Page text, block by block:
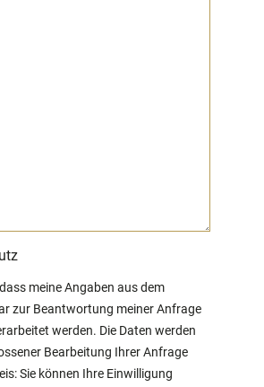
meine Angaben aus dem
zur Beantwortung meiner Anfrage
werden. Die Daten werden
Bearbeitung Ihrer Anfrage
Sie können Ihre Einwilligung